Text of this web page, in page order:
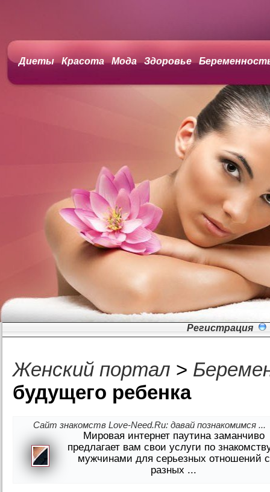
Диеты Красота Мода Здоровье
Регистрация
Женский портал >
будущего ребенка
Сайт знакомств Love-Need.Ru: давай познакомимся ...
Мировая интернет паутина заманчиво
предлагает вам свои услуги по
мужчинами для серьезных отношений с
разных ...